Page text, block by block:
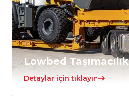
Lowbed Taşımacılık
Detaylar için tıklayın